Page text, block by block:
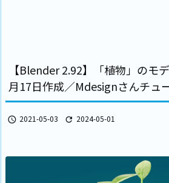
【Blender 2.92】「植物」のモ
月17日作成／Mdesignさんチュ
 2021-05-03  2024-05-01